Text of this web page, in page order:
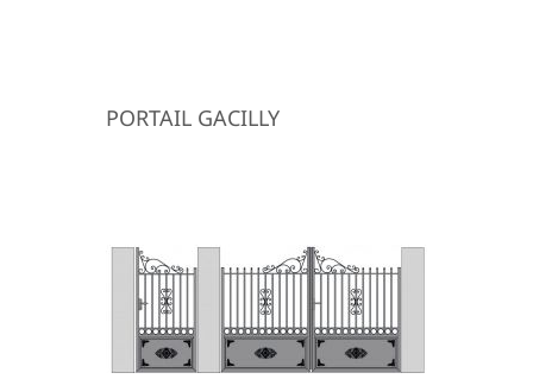
PORTAIL GACILLY